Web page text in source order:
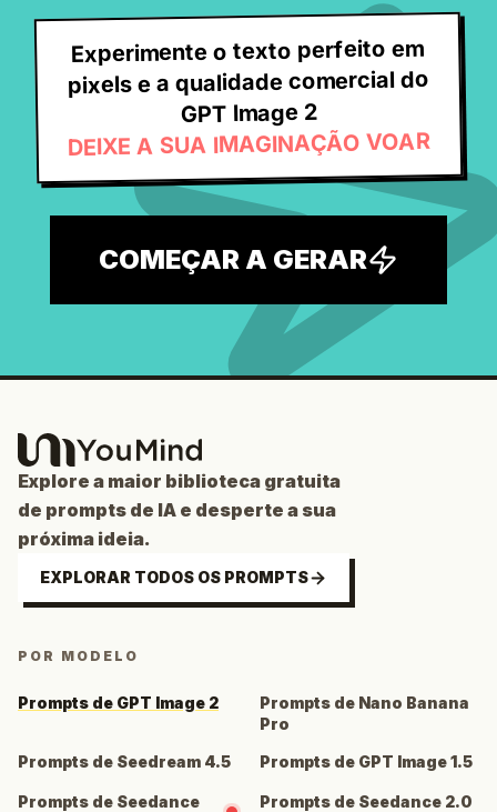
Experimente o texto perfeito em
pixels e a qualidade comercial do
GPT Image 2
DEIXE A SUA IMAGINAÇÃO VOAR
COMEÇAR A GERAR
Explore a maior biblioteca gratuita
de prompts de IA e desperte a sua
próxima ideia.
EXPLORAR TODOS OS PROMPTS
POR MODELO
Prompts de GPT Image 2
Prompts de Nano Banana
Pro
Prompts de Seedream 4.5
Prompts de GPT Image 1.5
Prompts de Seedance
Prompts de Seedance 2.0